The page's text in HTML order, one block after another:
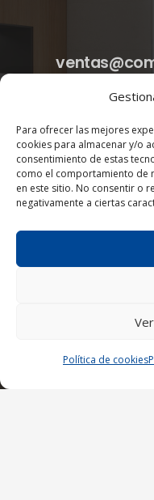
Para ofrecer las mejores
cookies para almacenar y/o
consentimiento de estas
como el comportamiento de
en este sitio. No consentir o
negativamente a ciertas
Política de cookies
Contacto
Carretera
35590 San
Lunes a